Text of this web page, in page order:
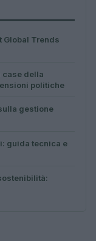
Global Trends
case della
politiche
gestione
guida tecnica e